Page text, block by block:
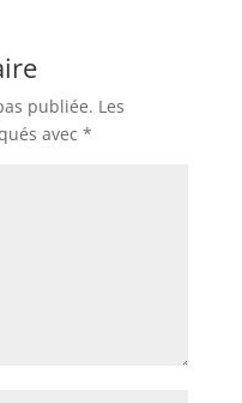
publiée. Les
avec *